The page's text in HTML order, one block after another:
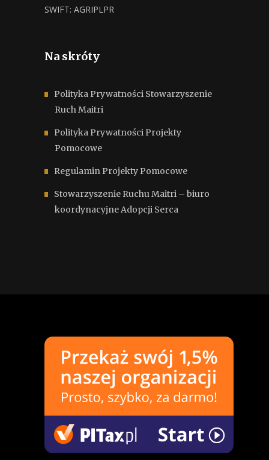
SWIFT: AGRIPLPR
Na skróty
Polityka Prywatności Stowarzyszenie
Ruch Maitri
Polityka Prywatności Projekty
Pomocowe
Regulamin Projekty Pomocowe
Stowarzyszenie Ruchu Maitri – biuro
koordynacyjne Adopcji Serca